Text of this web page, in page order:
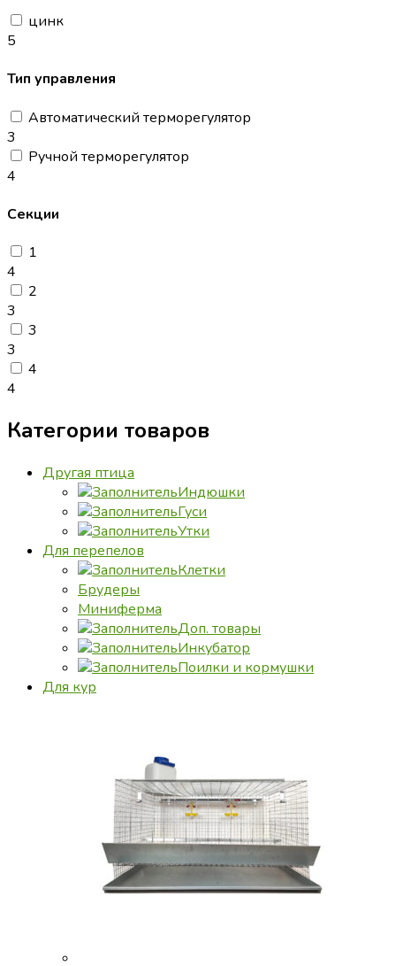
цинк
5
Тип управления
Автоматический терморегулятор
3
Ручной терморегулятор
4
Секции
1
4
2
3
3
3
4
4
Категории товаров
Другая птица
Индюшки
Гуси
Утки
Для перепелов
Клетки
Брудеры
Миниферма
Доп. товары
Инкубатор
Поилки и кормушки
Для кур